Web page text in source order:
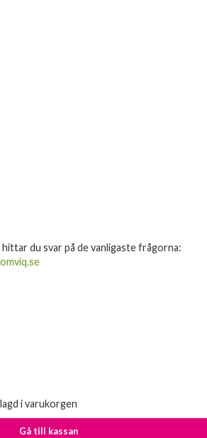
du svar på de vanligaste frågorna:
i varukorgen
Gå till kassan